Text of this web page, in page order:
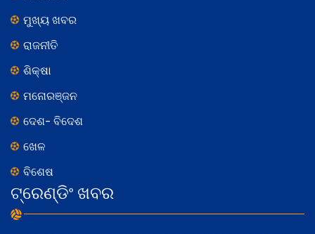
ମୁଖ୍ୟ ଖବର
ରାଜନୀତି
ଶିକ୍ଷା
ମନୋରଞ୍ଜନ
ଦେଶ- ବିଦେଶ
ଖେଳ
ବିଶେଷ
ଟ୍ରେଣ୍ଡିଂ ଖବର